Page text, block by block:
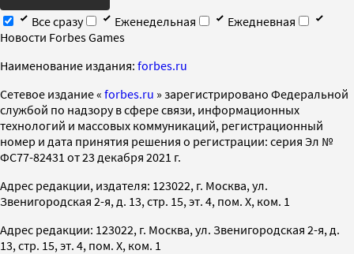
Все сразу
Еженедельная
Ежедневная
Новости Forbes Games
Наименование издания: forbes.ru
Cетевое издание « forbes.ru » зарегистрировано Федеральной
службой по надзору в сфере связи, информационных
технологий и массовых коммуникаций, регистрационный
номер и дата принятия решения о регистрации: серия Эл №
ФС77-82431 от 23 декабря 2021 г.
Адрес редакции, издателя: 123022, г. Москва, ул.
Звенигородская 2-я, д. 13, стр. 15, эт. 4, пом. X, ком. 1
Адрес редакции: 123022, г. Москва, ул. Звенигородская 2-я, д.
13, стр. 15, эт. 4, пом. X, ком. 1